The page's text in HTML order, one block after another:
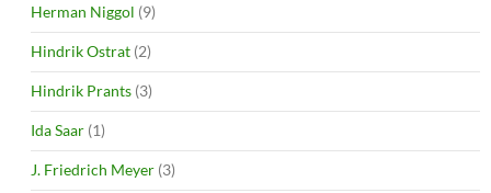
Herman Niggol (9)
Hindrik Ostrat (2)
Hindrik Prants (3)
Ida Saar (1)
J. Friedrich Meyer (3)